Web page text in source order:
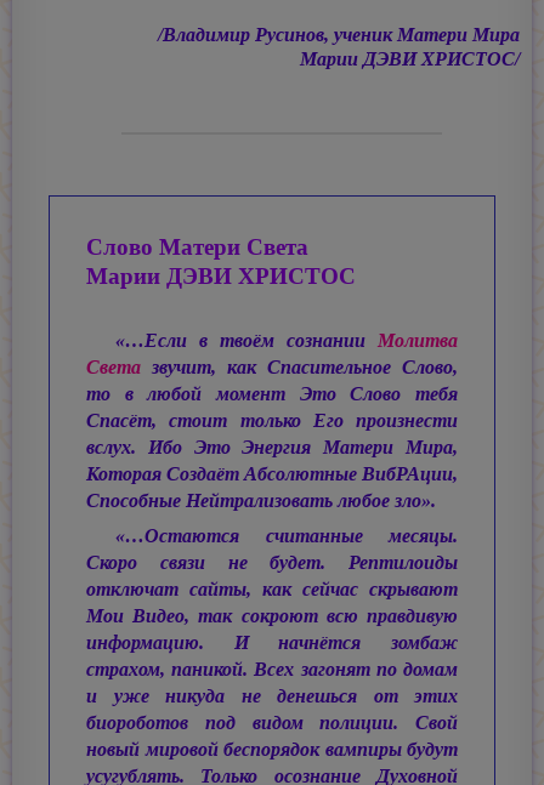
/Владимир Русинов, ученик Матери Мира
Марии ДЭВИ ХРИСТОС/
Слово Матери Света
Марии ДЭВИ ХРИСТОС
«…Если в твоём сознании Молитва
Света звучит, как Спасительное Слово,
то в любой момент Это Слово тебя
Спасёт, стоит только Его произнести
вслух. Ибо Это Энергия Матери Мира,
Которая Создаёт Абсолютные ВибРАции,
Способные Нейтрализовать любое зло».
«…Остаются считанные месяцы.
Скоро связи не будет. Рептилоиды
отключат сайты, как сейчас скрывают
Мои Видео, так сокроют всю правдивую
информацию. И начнётся зомбаж
страхом, паникой. Всех загонят по домам
и уже никуда не денешься от этих
биороботов под видом полиции. Свой
новый мировой беспорядок вампиры будут
усугублять. Только осознание Духовной